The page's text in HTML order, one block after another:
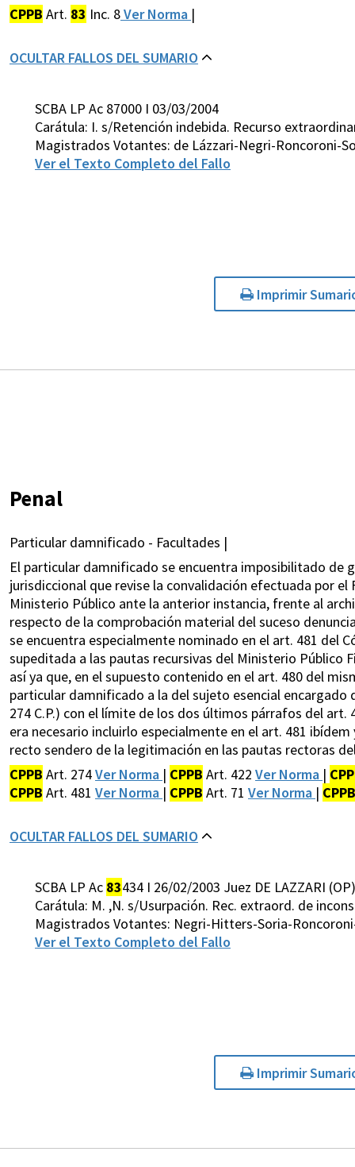
CPPB Art. 83 Inc. 8Ver Norma |
OCULTAR FALLOS DEL SUMARIO
SCBA LP Ac 87000 I 03/03/2004
Carátula: I. s/Retención indebida. Recurso
Magistrados Votantes: de Lázzari-Negri-Roncoroni-
Ver el Texto Completo del Fallo
Imprimir
Penal
Particular damnificado - Facultades |
El particular damnificado se encuentra imposibilitado de
jurisdiccional que revise la convalidación efectuada por
Ministerio Público ante la anterior instancia, frente al
respecto de la comprobación material del suceso
se encuentra especialmente nominado en el art. 481 del
supeditada a las pautas recursivas del Ministerio Público
así ya que, en el supuesto contenido en el art. 480 del
particular damnificado a la del sujeto esencial
274 C.P.) con el límite de los dos últimos párrafos del
era necesario incluirlo especialmente en el art. 481
recto sendero de la legitimación en las pautas rectoras
CPPB Art. 274Ver Norma | CPPB Art. 422 Ver Norma |
CPPB Art. 481 Ver Norma | CPPB Art. 71 Ver Norma | CPPB
OCULTAR FALLOS DEL SUMARIO
SCBA LP Ac 83434 I 26/02/2003 Juez DE LAZZARI (OP)
Carátula: M. ,N. s/Usurpación. Rec. extraord. de
Magistrados Votantes: Negri-Hitters-Soria-
Ver el Texto Completo del Fallo
Imprimir